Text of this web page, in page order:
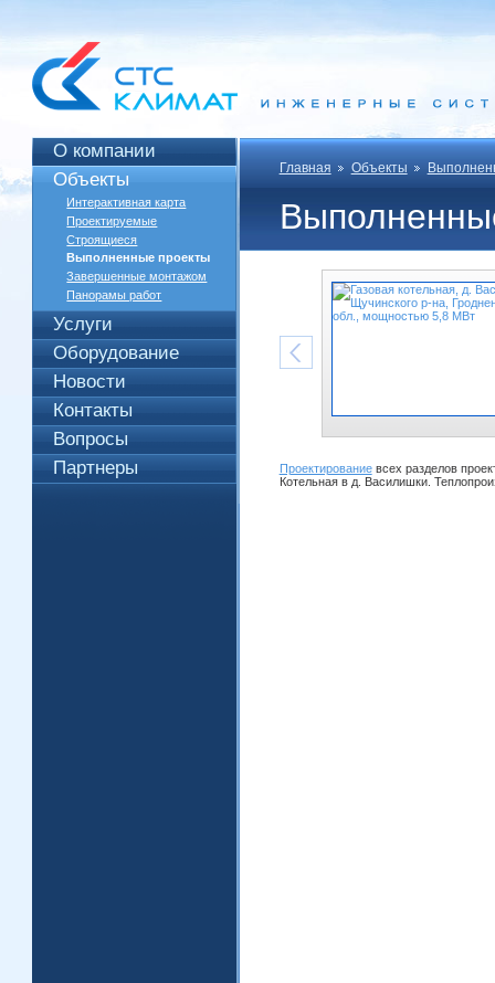
Главная Объекты
Проектированиевсех разделов
Котельная в д. Василишки.
О компании
Объекты
Интерактивная карта
Проектируемые
Строящиеся
Выполненные проекты
Завершенные монтажом
Панорамы работ
Услуги
Оборудование
Новости
Контакты
Вопросы
Партнеры